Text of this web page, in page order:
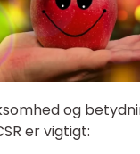
og
er vigtigt: